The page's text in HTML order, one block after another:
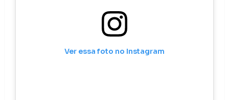
Ver essa foto no Instagram